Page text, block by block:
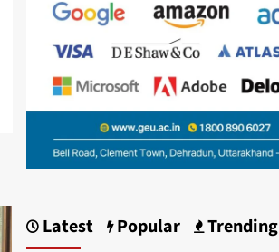
Latest Popular Trending